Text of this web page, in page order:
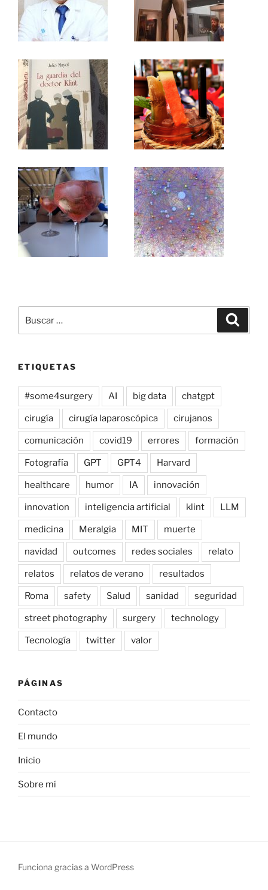
por:
ETIQUETAS
#some4surgery AI big data chatgpt
cirugía cirugía laparoscópica cirujanos
comunicación covid19 errores formación
Fotografía GPT GPT4 Harvard
healthcare humor IA innovación
innovation inteligencia artificial klint LLM
medicina Meralgia MIT muerte
navidad outcomes redes sociales relato
relatos relatos de verano resultados
Roma safety Salud sanidad seguridad
street photography surgery technology
Tecnología twitter valor
PÁGINAS
Contacto
El mundo
Inicio
Sobre mí
Funciona gracias a WordPress